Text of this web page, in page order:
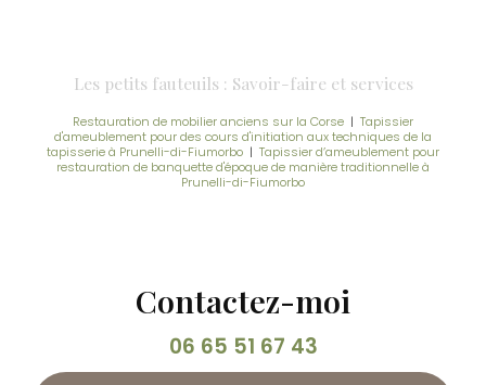
Les petits fauteuils : Savoir-faire et services
Restauration de mobilier anciens sur la Corse | Tapissier
d'ameublement pour des cours d'initiation aux techniques de la
tapisserie à Prunelli-di-Fiumorbo | Tapissier d’ameublement pour
restauration de banquette d'époque de manière traditionnelle à
Prunelli-di-Fiumorbo
Contactez-moi
06 65 51 67 43